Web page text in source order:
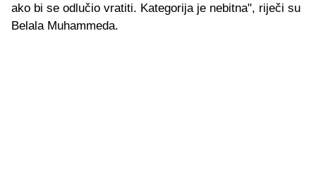
ako bi se odlučio vratiti. Kategorija je nebitna", riječi su
Belala Muhammeda.